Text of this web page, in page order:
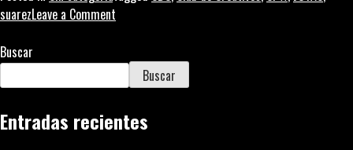
suarezLeave a Comment
de
Plata
Fotografía
Buscar
Buscar
Entradas recientes